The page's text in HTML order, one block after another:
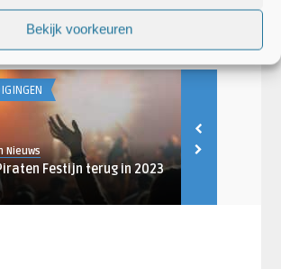
Bekijk voorkeuren
·Mega Piraten Festijn nieuws·Nieuws
Nieuws
Festijn terug in 2023